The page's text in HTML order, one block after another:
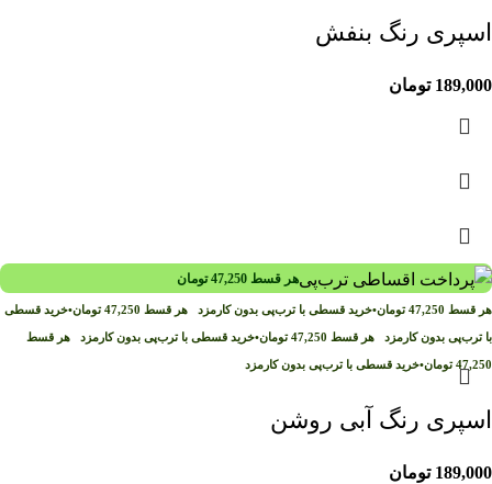
اسپری رنگ بنفش
189,000 تومان
هر قسط 47,250 تومان
هر قسط 47,250 تومان•خرید قسطی با ترب‌پی بدون کارمزد هر قسط 47,250 تومان•خرید قسطی
با ترب‌پی بدون کارمزد هر قسط 47,250 تومان•خرید قسطی با ترب‌پی بدون کارمزد هر قسط
47,250 تومان•خرید قسطی با ترب‌پی بدون کارمزد
اسپری رنگ آبی روشن
189,000 تومان